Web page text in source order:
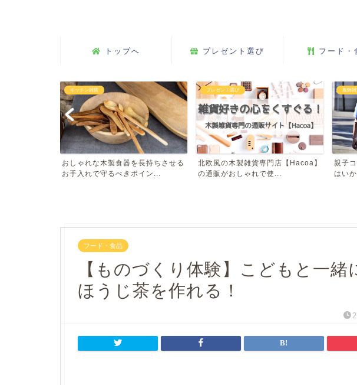
トップへ プレゼント選び フード・
プレゼント選び
北欧風の木製雑貨専門店【Hacoa】
の通販がおしゃれで使...
服飾雑貨
親子コーデの仕上げにペアリュック
はいかが？おすすめブラン...
雑貨の
雑貨
一例
フード・食品
【ものづくり体験】こどもと一緒
ほうじ茶を作れる！